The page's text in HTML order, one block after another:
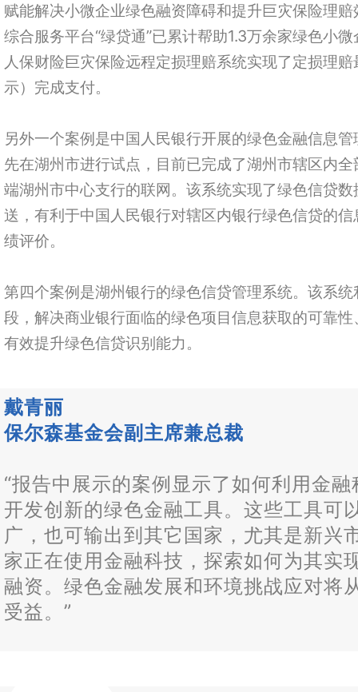
赋能解决小微企业绿色融资障碍和提升巨灾保险理
综合服务平台“绿贷通”已累计帮助1.3万余家绿色小
人保财险巨灾保险远程定损理赔系统实现了定损理
示）完成支付。
另外一个案例是中国人民银行开展的绿色金融信息
先在湖州市进行试点，目前已完成了湖州市辖区内
端湖州市中心支行的联网。该系统实现了绿色信贷
送，有利于中国人民银行对辖区内银行绿色信贷的
绩评价。
第四个案例是湖州银行的绿色信贷管理系统。该系
段，解决商业银行面临的绿色项目信息获取的可靠
有效提升绿色信贷识别能力。
戴青丽
保尔森基金会副主席兼总裁
“报告中展示的案例显示了如何利用金融
开发创新的绿色金融工具。这些工具可
广，也可输出到其它国家，尤其是新兴
家正在使用金融科技，探索如何为其实
融资。绿色金融发展和环境挑战应对将
受益。”